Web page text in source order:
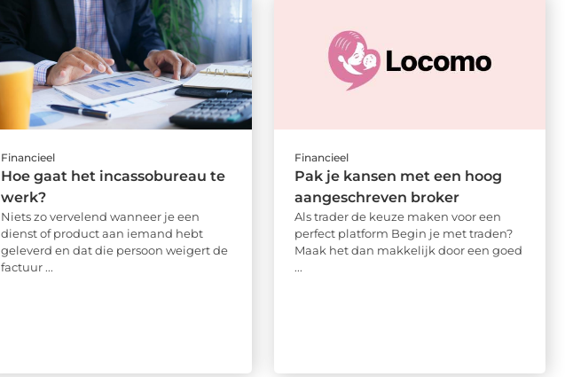
Financieel
Hoe gaat het incassobureau te
werk?
Niets zo vervelend wanneer je een
dienst of product aan iemand hebt
geleverd en dat die persoon weigert de
factuur ...
Financieel
Pak je kansen met een hoog
aangeschreven broker
Als trader de keuze maken voor een
perfect platform Begin je met traden?
Maak het dan makkelijk door een goed
...